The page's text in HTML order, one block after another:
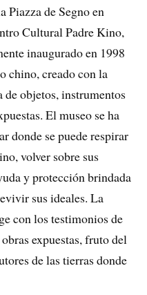
Piazza de Segno en
Cultural Padre Kino,
inaugurado en 1998
chino, creado con la
de objetos, instrumentos
El museo se ha
donde se puede respirar
volver sobre sus
y protección brindada
sus ideales. La
con los testimonios de
expuestas, fruto del
de las tierras donde